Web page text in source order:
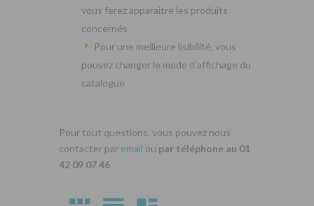
vous ferez apparaitre les produits
concernés
Pour une meilleure lisibilité, vous
pouvez changer le mode d’affichage du
catalogue
Pour tout questions, vous pouvez nous
contacter par email ou par téléphone au 01
42 09 07 46